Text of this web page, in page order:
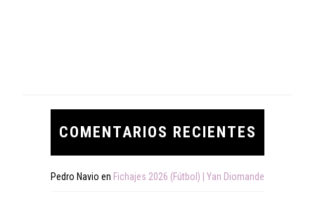
COMENTARIOS RECIENTES
Pedro Navio en Fichajes 2026 (Fútbol) | Yan Diomande